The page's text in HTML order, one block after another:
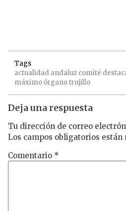
Tags
actualidad andaluz comité
máximo órganotrujillo
Deja una respuesta
Tu dirección de correo
Los campos obligatorios están
Comentario *